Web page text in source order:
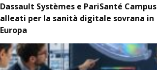
Dassault Systèmes e PariSanté Campus
alleati per la sanità digitale sovrana in
Europa